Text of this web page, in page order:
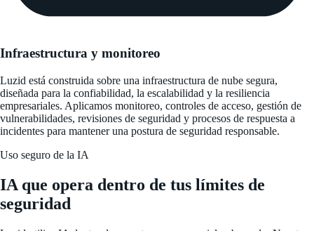
Infraestructura y monitoreo
Luzid está construida sobre una infraestructura de nube segura,
diseñada para la confiabilidad, la escalabilidad y la resiliencia
empresariales. Aplicamos monitoreo, controles de acceso, gestión de
vulnerabilidades, revisiones de seguridad y procesos de respuesta a
incidentes para mantener una postura de seguridad responsable.
Uso seguro de la IA
IA que opera dentro de tus límites de
seguridad